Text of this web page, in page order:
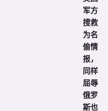
军方
搜救
为名
偷情
报，
同样
屈辱
俄罗
斯也